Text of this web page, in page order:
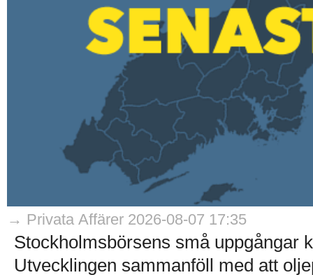
→ Privata Affärer 2026-08-07 17:35
Stockholmsbörsens små uppgångar
Utvecklingen sammanföll med att